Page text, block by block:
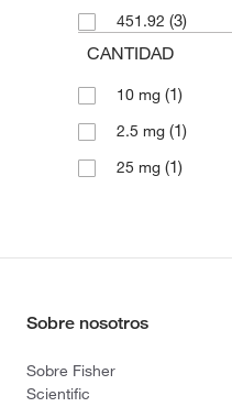
451.92 (3)
CANTIDAD
10 mg (1)
2.5 mg (1)
25 mg (1)
Sobre nosotros
Sobre Fisher
Scientific